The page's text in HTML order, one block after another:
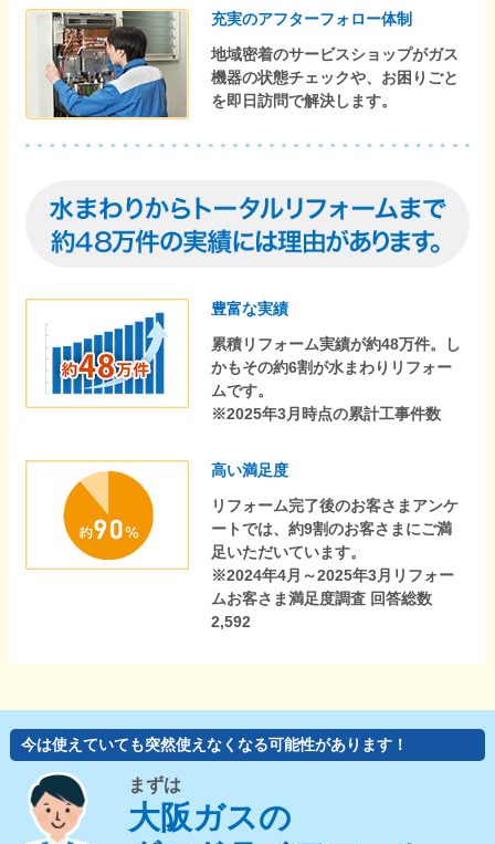
充実のアフターフォロー体制
地域密着のサービスショップがガス
機器の状態チェックや、お困りごと
を即日訪問で解決します。
豊富な実績
累積リフォーム実績が約48万件。し
かもその約6割が水まわりリフォー
ムです。
※2025年3月時点の累計工事件数
高い満足度
リフォーム完了後のお客さまアンケ
ートでは、約9割のお客さまにご満
足いただいています。
※2024年4月～2025年3月リフォー
ムお客さま満足度調査 回答総数
2,592
今は使えていても突然使えなくなる可能性があります！
まずは
大阪ガスの